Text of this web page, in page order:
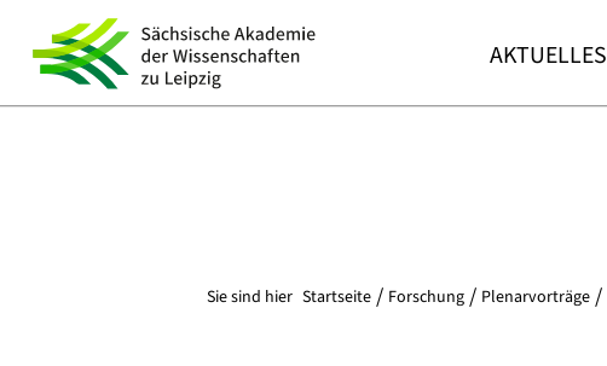
AKTUELLES
Sie sind hier Startseite Forschung Plenarvorträge